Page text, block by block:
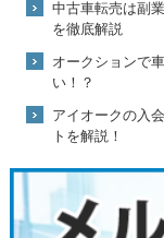
中古車転売は副
を徹底解説
オークションで
い！？
アイオークの入
トを解説！